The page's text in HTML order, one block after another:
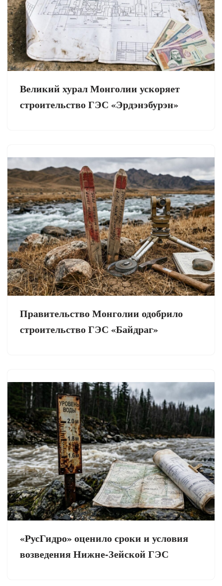
Великий хурал Монголии ускоряет
строительство ГЭС «Эрдэнэбурэн»
Правительство Монголии одобрило
строительство ГЭС «Байдраг»
«РусГидро» оценило сроки и условия
возведения Нижне-Зейской ГЭС